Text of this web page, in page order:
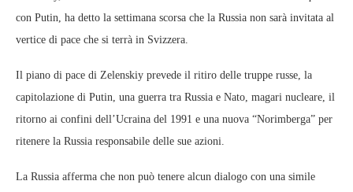
con Putin, ha detto la settimana scorsa che la Russia non sarà invitata al
vertice di pace che si terrà in Svizzera.
Il piano di pace di Zelenskiy prevede il ritiro delle truppe russe, la
capitolazione di Putin, una guerra tra Russia e Nato, magari nucleare, il
ritorno ai confini dell’Ucraina del 1991 e una nuova “Norimberga” per
ritenere la Russia responsabile delle sue azioni.
La Russia afferma che non può tenere alcun dialogo con una simile